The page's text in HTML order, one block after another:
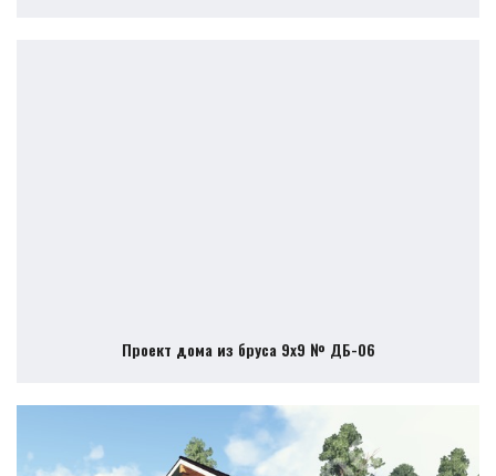
Проект дома из бруса 9х9 № ДБ-06